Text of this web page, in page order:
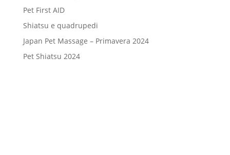
Pet First AID
Shiatsu e quadrupedi
Japan Pet Massage – Primavera 2024
Pet Shiatsu 2024